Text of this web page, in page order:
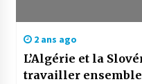
2 ans ago
L’Algérie et la
travailler ensemble